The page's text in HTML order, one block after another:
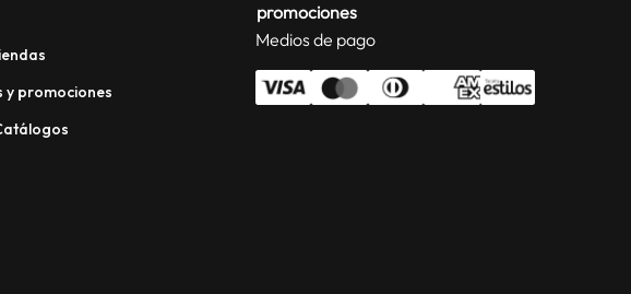
y promociones
promociones
Medios de pago